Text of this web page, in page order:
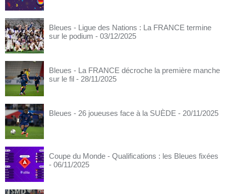
Bleues - Ligue des Nations : La FRANCE termine
sur le podium - 03/12/2025
Bleues - La FRANCE décroche la première manche
sur le fil - 28/11/2025
Bleues - 26 joueuses face à la SUÈDE - 20/11/2025
Coupe du Monde - Qualifications : les Bleues fixées
- 06/11/2025